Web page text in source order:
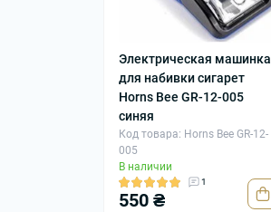
Электрическая машинка
для набивки сигарет
Horns Bee GR-12-005
синяя
Код товара: Horns Bee GR-12-
005
В наличии
1
550 ₴